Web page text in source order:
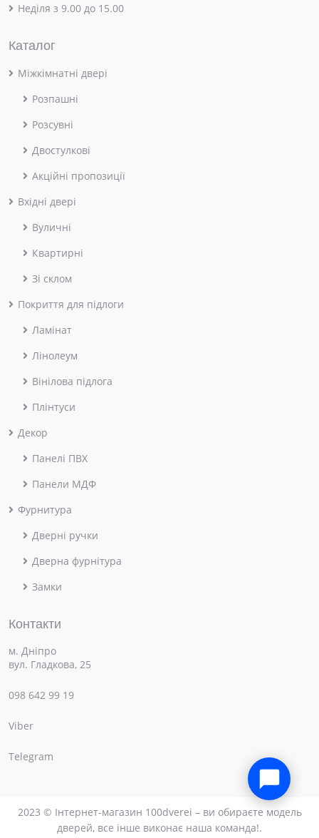
Неділя з 9.00 до 15.00
Каталог
Міжкімнатні двері
Розпашні
Розсувні
Двостулкові
Акційні пропозиції
Вхідні двері
Вуличні
Квартирні
Зі склом
Покриття для підлоги
Ламінат
Лінолеум
Вінілова підлога
Плінтуси
Декор
Панелі ПВХ
Панели МДФ
Фурнитура
Дверні ручки
Дверна фурнітура
Замки
Контакти
м. Дніпро
вул. Гладкова, 25
098 642 99 19
Viber
Telegram
2023 © Інтернет-магазин 100dverei – ви обираєте модель
дверей, все інше виконає наша команда!.